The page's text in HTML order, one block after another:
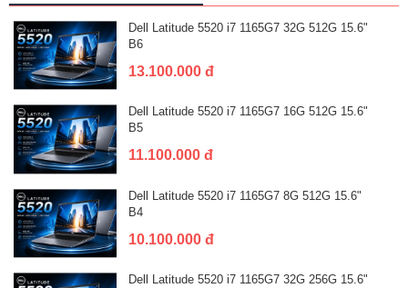
Dell Latitude 5520 i7 1165G7 32G 512G 15.6"
B6
13.100.000 đ
Dell Latitude 5520 i7 1165G7 16G 512G 15.6"
B5
11.100.000 đ
Dell Latitude 5520 i7 1165G7 8G 512G 15.6"
B4
10.100.000 đ
Dell Latitude 5520 i7 1165G7 32G 256G 15.6"